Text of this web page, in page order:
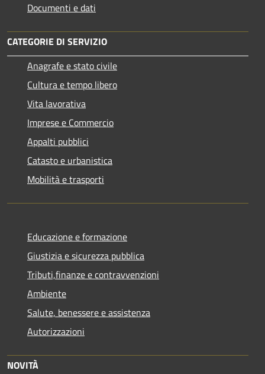
Documenti e dati
CATEGORIE DI SERVIZIO
Anagrafe e stato civile
Cultura e tempo libero
Vita lavorativa
Imprese e Commercio
Appalti pubblici
Catasto e urbanistica
Mobilità e trasporti
Educazione e formazione
Giustizia e sicurezza pubblica
Tributi,finanze e contravvenzioni
Ambiente
Salute, benessere e assistenza
Autorizzazioni
NOVITÀ